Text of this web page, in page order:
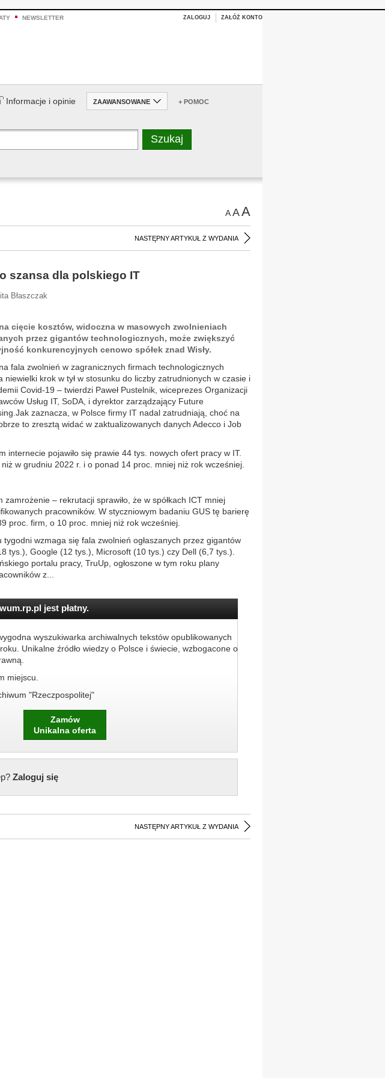
NEWSLETTER ZALOGUJ ZAŁÓŻ KONTO
Informacje i opinie ZAAWANSOWANE + POMOC
AAA
NASTĘPNY ARTYKUŁ Z WYDANIA
szansa dla polskiego IT
Błaszczak
cięcie kosztów, widoczna w masowych zwolnieniach
przez gigantów technologicznych, może zwiększyć
konkurencyjnych cenowo spółek znad Wisły.
fala zwolnień w zagranicznych firmach technologicznych
niewielki krok w tył w stosunku do liczby zatrudnionych w czasie i
Covid-19 – twierdzi Paweł Pustelnik, wiceprezes Organizacji
Usług IT, SoDA, i dyrektor zarządzający Future
zaznacza, w Polsce firmy IT nadal zatrudniają, choć na
to zresztą widać w zaktualizowanych danych Adecco i Job
internecie pojawiło się prawie 44 tys. nowych ofert pracy w IT.
w grudniu 2022 r. i o ponad 14 proc. mniej niż rok wcześniej.
– rekrutacji sprawiło, że w spółkach ICT mniej
pracowników. W styczniowym badaniu GUS tę barierę
proc. firm, o 10 proc. mniej niż rok wcześniej.
wzmaga się fala zwolnień ogłaszanych przez gigantów
tys.), Google (12 tys.), Microsoft (10 tys.) czy Dell (6,7 tys.).
portalu pracy, TruUp, ogłoszone w tym roku plany
z...
jest płatny.
wyszukiwarka archiwalnych tekstów opublikowanych
Unikalne źródło wiedzy o Polsce i świecie, wzbogacone o
miejscu.
"Rzeczpospolitej"
Zamów
Unikalna oferta
Zaloguj się
NASTĘPNY ARTYKUŁ Z WYDANIA